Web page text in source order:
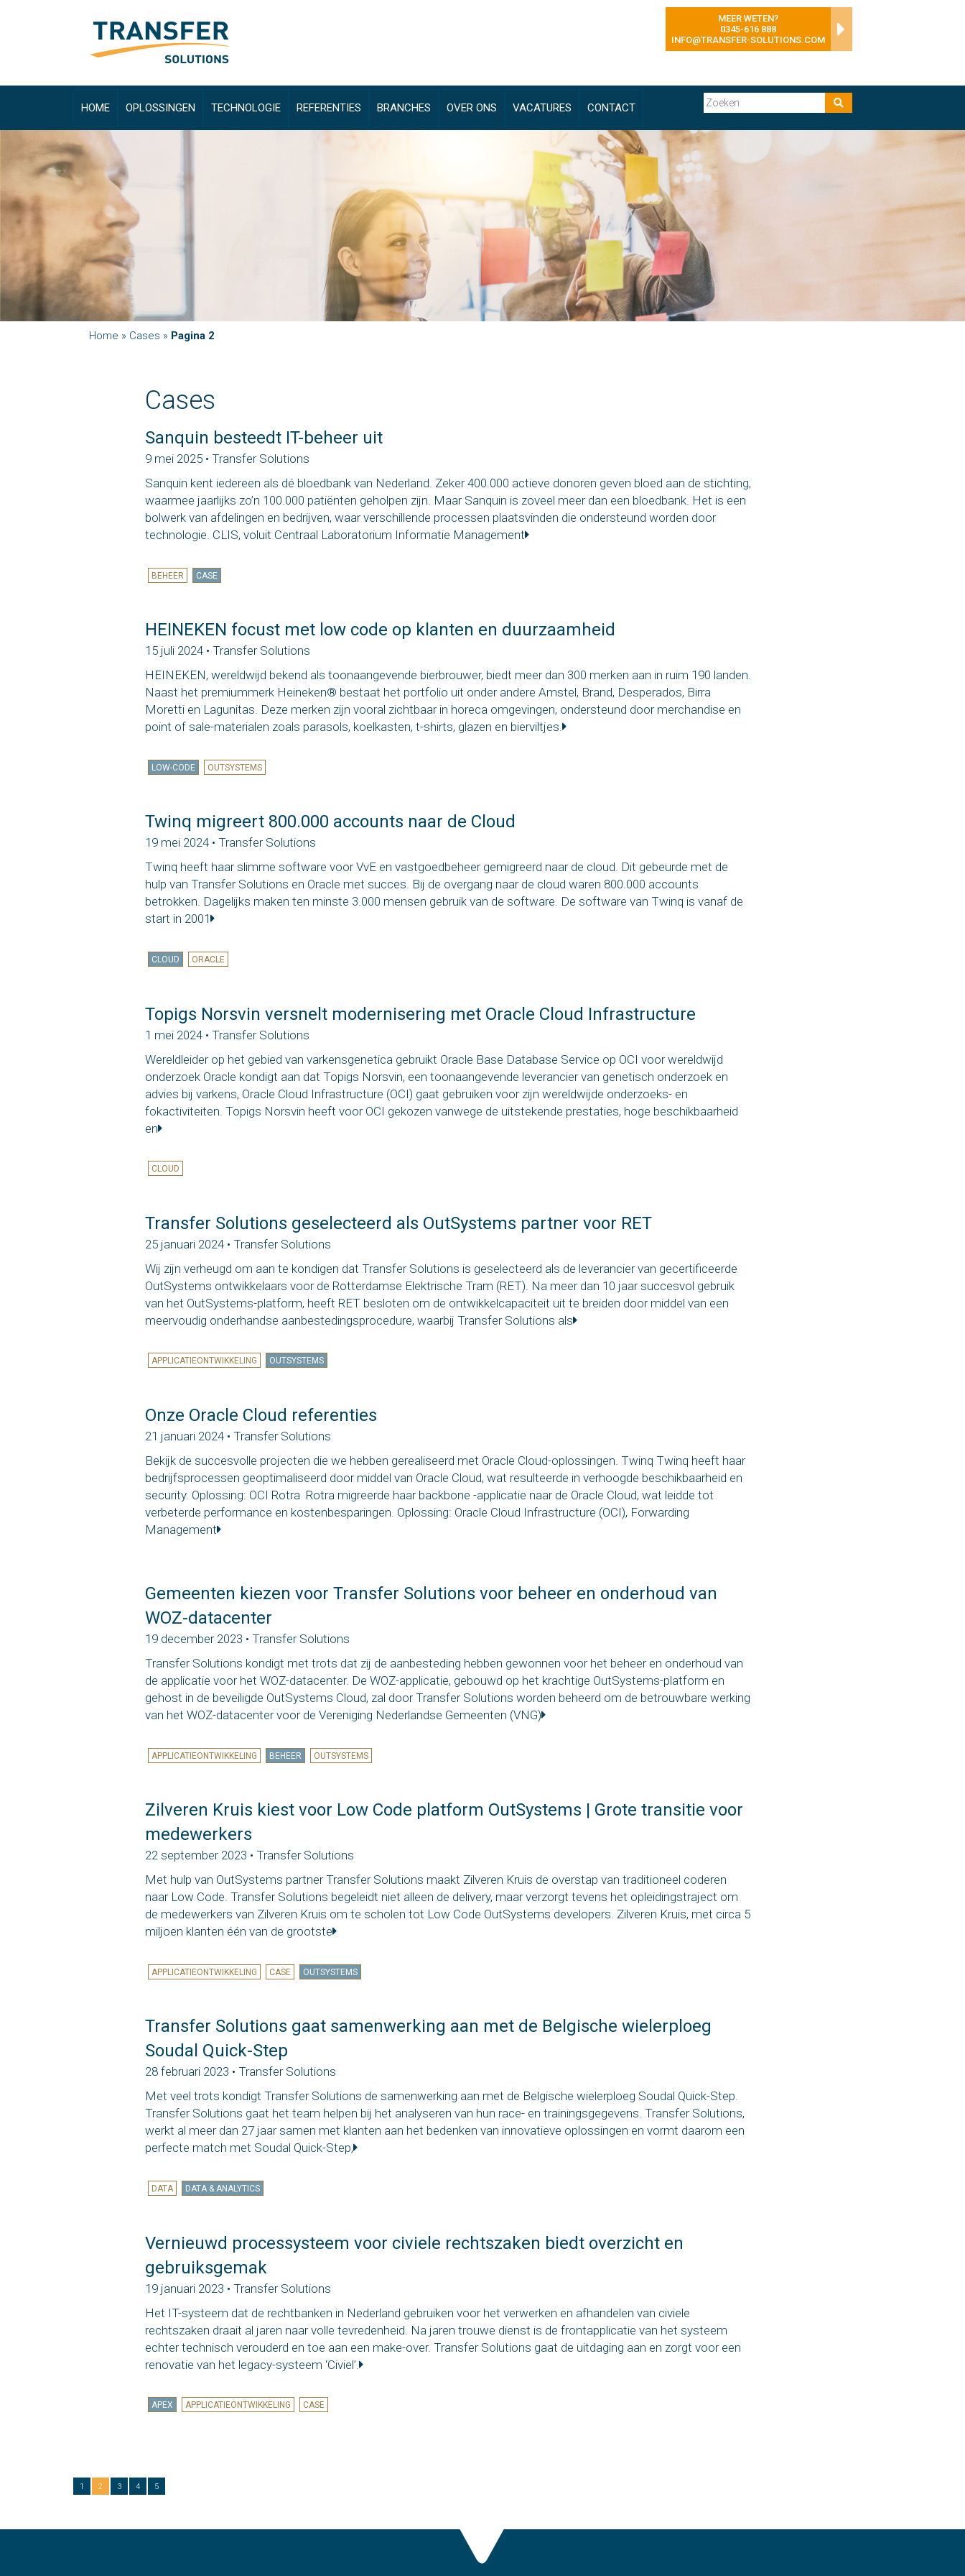
MEER WETEN?
0345-616 888
INFO@TRANSFER-SOLUTIONS.COM
HOME OPLOSSINGEN TECHNOLOGIE REFERENTIES BRANCHES OVER ONS VACATURES CONTACT
Home » Cases » Pagina 2
Cases
Sanquin besteedt IT-beheer uit
9 mei 2025 • Transfer Solutions
Sanquin kent iedereen als dé bloedbank van Nederland. Zeker 400.000 actieve donoren geven bloed aan de stichting,
waarmee jaarlijks zo’n 100.000 patiënten geholpen zijn. Maar Sanquin is zoveel meer dan een bloedbank. Het is een
bolwerk van afdelingen en bedrijven, waar verschillende processen plaatsvinden die ondersteund worden door
technologie. CLIS, voluit Centraal Laboratorium Informatie Management
BEHEER CASE
HEINEKEN focust met low code op klanten en duurzaamheid
15 juli 2024 • Transfer Solutions
HEINEKEN, wereldwijd bekend als toonaangevende bierbrouwer, biedt meer dan 300 merken aan in ruim 190 landen.
Naast het premiummerk Heineken® bestaat het portfolio uit onder andere Amstel, Brand, Desperados, Birra
Moretti en Lagunitas. Deze merken zijn vooral zichtbaar in horeca omgevingen, ondersteund door merchandise en
point of sale-materialen zoals parasols, koelkasten, t-shirts, glazen en bierviltjes.
LOW-CODE OUTSYSTEMS
Twinq migreert 800.000 accounts naar de Cloud
19 mei 2024 • Transfer Solutions
Twinq heeft haar slimme software voor VvE en vastgoedbeheer gemigreerd naar de cloud. Dit gebeurde met de
hulp van Transfer Solutions en Oracle met succes. Bij de overgang naar de cloud waren 800.000 accounts
betrokken. Dagelijks maken ten minste 3.000 mensen gebruik van de software. De software van Twinq is vanaf de
start in 2001
CLOUD ORACLE
Topigs Norsvin versnelt modernisering met Oracle Cloud Infrastructure
1 mei 2024 • Transfer Solutions
Wereldleider op het gebied van varkensgenetica gebruikt Oracle Base Database Service op OCI voor wereldwijd
onderzoek Oracle kondigt aan dat Topigs Norsvin, een toonaangevende leverancier van genetisch onderzoek en
advies bij varkens, Oracle Cloud Infrastructure (OCI) gaat gebruiken voor zijn wereldwijde onderzoeks- en
fokactiviteiten. Topigs Norsvin heeft voor OCI gekozen vanwege de uitstekende prestaties, hoge beschikbaarheid
en
CLOUD
Transfer Solutions geselecteerd als OutSystems partner voor RET
25 januari 2024 • Transfer Solutions
Wij zijn verheugd om aan te kondigen dat Transfer Solutions is geselecteerd als de leverancier van gecertificeerde
OutSystems ontwikkelaars voor de Rotterdamse Elektrische Tram (RET). Na meer dan 10 jaar succesvol gebruik
van het OutSystems-platform, heeft RET besloten om de ontwikkelcapaciteit uit te breiden door middel van een
meervoudig onderhandse aanbestedingsprocedure, waarbij Transfer Solutions als
APPLICATIEONTWIKKELING OUTSYSTEMS
Onze Oracle Cloud referenties
21 januari 2024 • Transfer Solutions
Bekijk de succesvolle projecten die we hebben gerealiseerd met Oracle Cloud-oplossingen. Twinq Twinq heeft haar
bedrijfsprocessen geoptimaliseerd door middel van Oracle Cloud, wat resulteerde in verhoogde beschikbaarheid en
security. Oplossing: OCI Rotra Rotra migreerde haar backbone -applicatie naar de Oracle Cloud, wat leidde tot
verbeterde performance en kostenbesparingen. Oplossing: Oracle Cloud Infrastructure (OCI), Forwarding
Management
Gemeenten kiezen voor Transfer Solutions voor beheer en onderhoud van
WOZ-datacenter
19 december 2023 • Transfer Solutions
Transfer Solutions kondigt met trots dat zij de aanbesteding hebben gewonnen voor het beheer en onderhoud van
de applicatie voor het WOZ-datacenter. De WOZ-applicatie, gebouwd op het krachtige OutSystems-platform en
gehost in de beveiligde OutSystems Cloud, zal door Transfer Solutions worden beheerd om de betrouwbare werking
van het WOZ-datacenter voor de Vereniging Nederlandse Gemeenten (VNG)
APPLICATIEONTWIKKELING BEHEER OUTSYSTEMS
Zilveren Kruis kiest voor Low Code platform OutSystems | Grote transitie voor
medewerkers
22 september 2023 • Transfer Solutions
Met hulp van OutSystems partner Transfer Solutions maakt Zilveren Kruis de overstap van traditioneel coderen
naar Low Code. Transfer Solutions begeleidt niet alleen de delivery, maar verzorgt tevens het opleidingstraject om
de medewerkers van Zilveren Kruis om te scholen tot Low Code OutSystems developers. Zilveren Kruis, met circa 5
miljoen klanten één van de grootste
APPLICATIEONTWIKKELING CASE OUTSYSTEMS
Transfer Solutions gaat samenwerking aan met de Belgische wielerploeg
Soudal Quick-Step
28 februari 2023 • Transfer Solutions
Met veel trots kondigt Transfer Solutions de samenwerking aan met de Belgische wielerploeg Soudal Quick-Step.
Transfer Solutions gaat het team helpen bij het analyseren van hun race- en trainingsgegevens. Transfer Solutions,
werkt al meer dan 27 jaar samen met klanten aan het bedenken van innovatieve oplossingen en vormt daarom een
perfecte match met Soudal Quick-Step,
DATA DATA & ANALYTICS
Vernieuwd processysteem voor civiele rechtszaken biedt overzicht en
gebruiksgemak
19 januari 2023 • Transfer Solutions
Het IT-systeem dat de rechtbanken in Nederland gebruiken voor het verwerken en afhandelen van civiele
rechtszaken draait al jaren naar volle tevredenheid. Na jaren trouwe dienst is de frontapplicatie van het systeem
echter technisch verouderd en toe aan een make-over. Transfer Solutions gaat de uitdaging aan en zorgt voor een
renovatie van het legacy-systeem ‘Civiel’.
APEX APPLICATIEONTWIKKELING CASE
1 2 3 4 5